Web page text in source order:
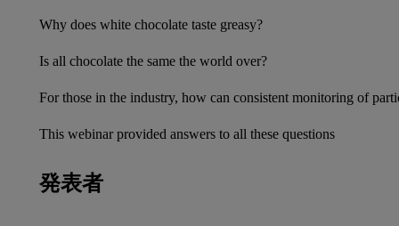
Why does white chocolate taste greasy?
Is all chocolate the same the world over?
For those in the industry, how can consistent monitoring of
This webinar provided answers to all these questions
発表者